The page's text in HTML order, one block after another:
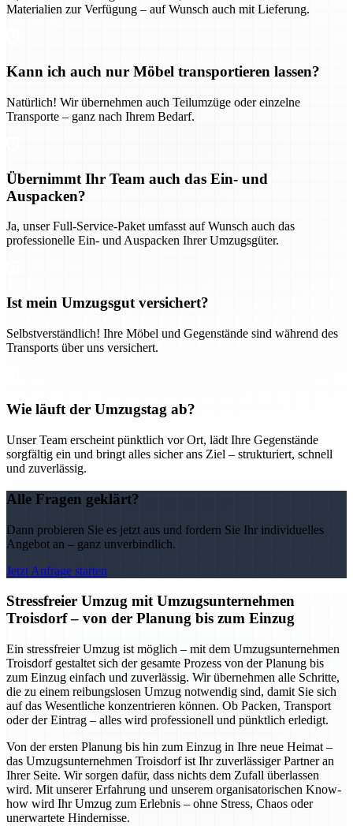
Materialien zur Verfügung – auf Wunsch auch mit Lieferung.
Kann ich auch nur Möbel transportieren lassen?
Natürlich! Wir übernehmen auch Teilumzüge oder einzelne
Transporte – ganz nach Ihrem Bedarf.
Übernimmt Ihr Team auch das Ein- und
Auspacken?
Ja, unser Full-Service-Paket umfasst auf Wunsch auch das
professionelle Ein- und Auspacken Ihrer Umzugsgüter.
Ist mein Umzugsgut versichert?
Selbstverständlich! Ihre Möbel und Gegenstände sind während des
Transports über uns versichert.
Wie läuft der Umzugstag ab?
Unser Team erscheint pünktlich vor Ort, lädt Ihre Gegenstände
sorgfältig ein und bringt alles sicher ans Ziel – strukturiert, schnell
und zuverlässig.
Alle Fragen geklärt?
Dann probieren Sie es jetzt aus und fordern Sie Ihr individuelles
Angebot an – ganz unverbindlich.
Jetzt Anfrage starten
Stressfreier Umzug mit Umzugsunternehmen
Troisdorf – von der Planung bis zum Einzug
Ein stressfreier Umzug ist möglich – mit dem Umzugsunternehmen
Troisdorf gestaltet sich der gesamte Prozess von der Planung bis
zum Einzug einfach und zuverlässig. Wir übernehmen alle Schritte,
die zu einem reibungslosen Umzug notwendig sind, damit Sie sich
auf das Wesentliche konzentrieren können. Ob Packen, Transport
oder der Eintrag – alles wird professionell und pünktlich erledigt.
Von der ersten Planung bis hin zum Einzug in Ihre neue Heimat –
das Umzugsunternehmen Troisdorf ist Ihr zuverlässiger Partner an
Ihrer Seite. Wir sorgen dafür, dass nichts dem Zufall überlassen
wird. Mit unserer Erfahrung und unserem organisatorischen Know-
how wird Ihr Umzug zum Erlebnis – ohne Stress, Chaos oder
unerwartete Hindernisse.